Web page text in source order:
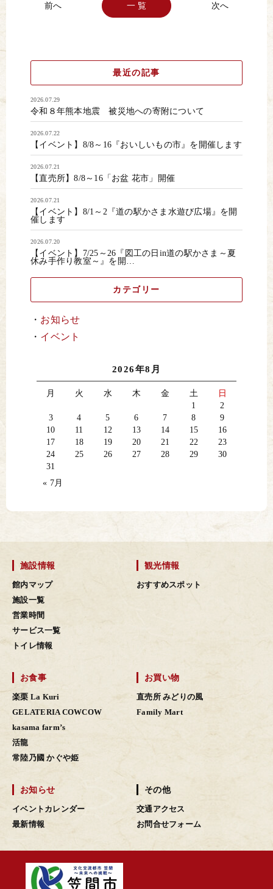
一 覧
最近の記事
2026.07.29
令和８年熊本地震 被災地への寄附について
2026.07.22
【イベント】8/8～16『おいしいもの市』を開催します
2026.07.21
【直売所】8/8～16「お盆 花市」開催
2026.07.21
【イベント】8/1～2『道の駅かさま水遊び広場』を開
催します
2026.07.20
【イベント】7/25～26『図工の日in道の駅かさま～夏
休み手作り教室～』を開…
カテゴリー
お知らせ
イベント
2026年8月
月 火 水 木 金 土
日
1
2
3
4 5 6 7 8
9
10
11 12 13 14 15
16
17
18 19 20 21 22
23
24
25 26 27 28 29
30
31
« 7月
施設情報
館内マップ
施設一覧
営業時間
サービス一覧
トイレ情報
観光情報
おすすめスポット
お食事
楽栗 La Kuri
GELATERIA COWCOW
kasama farm’s
活龍
常陸乃國 かぐや姫
お買い物
直売所 みどりの風
Family Mart
お知らせ
イベントカレンダー
最新情報
その他
交通アクセス
お問合せフォーム